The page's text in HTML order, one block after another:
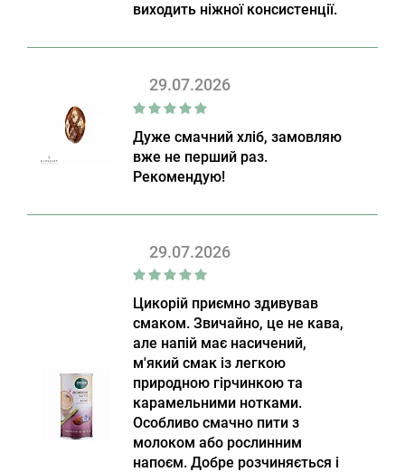
виходить ніжної консистенції.
29.07.2026
Дуже смачний хліб, замовляю
вже не перший раз.
Рекомендую!
29.07.2026
Цикорій приємно здивував
смаком. Звичайно, це не кава,
але напій має насичений,
м'який смак із легкою
природною гірчинкою та
карамельними нотками.
Особливо смачно пити з
молоком або рослинним
напоєм. Добре розчиняється і